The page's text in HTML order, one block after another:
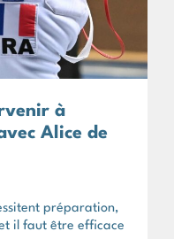
à
Alice de
préparation,
il faut être efficace